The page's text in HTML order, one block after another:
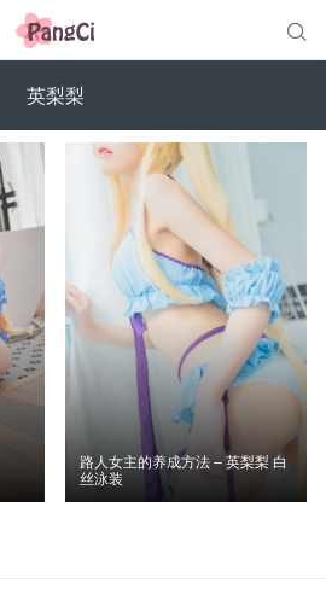

英梨梨
路人女主的养成方法 – 英梨梨 白
丝泳装